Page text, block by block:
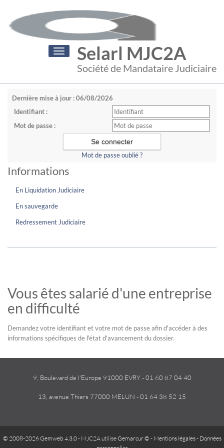
Selarl MJC2A
Société de Mandataire Judiciaire
Toggle
navigation
Dernière mise à jour : 06/08/2026
Identifiant :
Mot de passe :
Mot de passe oublié ?
Informations
En Liquidation Judiciaire
En sauvegarde
Redressement Judiciaire
Vous êtes salarié d'une entreprise
en difficulté
Demandez votre identifiant et votre mot de passe afin d'accéder à des
informations spécifiques de l'état d'avancement du dossier.
9, Boulevard de l'Europe 91000 EVRY - 01 60 87 04 40
13, avenue Thiers 77000 MELUN - 01 64 38 52 15
© 2008-2026 Gemweb 4.3.0- MJC2A utiliseGemarcur © - Mentions légales- Données